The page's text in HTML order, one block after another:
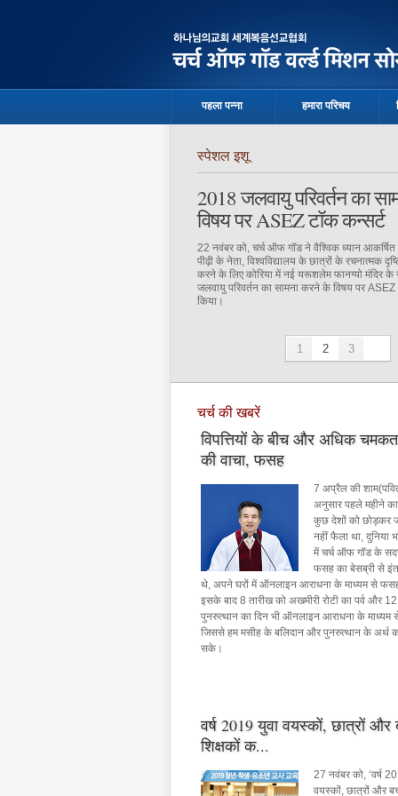
पहला पन्ना हमारा परिचय
मानवजाति के प्रति प्रेम को महसूस कर सके जिसका
है।
स्पेशल इशू
2018 जलवायु परिवर्तन का
विषय पर ASEZ टॉक कन्सर्ट
22 नवंबर को, चर्च ऑफ गॉड ने वैश्विक ध्यान
पीढ़ी के नेता, विश्वविद्यालय के छात्रों के रचनात्मक
करने के लिए कोरिया में नई यरूशलेम फानग्यो मंदिर के
जलवायु परिवर्तन का सामना करने के विषय पर
किया।
स्पेशल इशू
Arise & Shine 2018
सेमिनार
Arise & Shine 2018 अंतरराष्ट्रीय बाइबल सेमिनार
के नई यरूशलेम फानग्यो मंदिर में आयोजित किया गया
अंतरराष्ट्रीय कार्यक्रम था जिसका उद्देश्य परमेश्वर
सभी लोगों का नेतृत्व उद्धार की ओर कर सकें। व्याख्यान-
उपचार और इलेक्ट्रॉनिक इंजीनियरिंग इत्यादि के क्षेत्र
देशों के विदेशी सदस्यों, कोरियाई सदस्यों और बाइबल
नागरिकों समेत लगभग 2,500 से अधिक लोगों ने
स्पेशल इशू
1 2 3
चर्च की खबरें
विपत्तियों के बीच और अधिक
की वाचा, फसह
7 अप्रैल की
अनुसार पहले महीने का
कुछ देशों को छोड़कर
नहीं फैला था, दुनिया
में चर्च ऑफ गॉड के
फसह का बेसब्री से
थे, अपने घरों में ऑनलाइन आराधना के माध्यम से
इसके बाद 8 तारीख को अखमीरी रोटी का पर्व और
पुनरुत्थान का दिन भी ऑनलाइन आराधना के माध्यम
जिससे हम मसीह के बलिदान और पुनरुत्थान के अर्थ
सके।
वर्ष 2019 युवा वयस्कों, छात्रों और
शिक्षकों क...
27 नवंबर को, ‘वर्ष
वयस्कों, छात्रों और